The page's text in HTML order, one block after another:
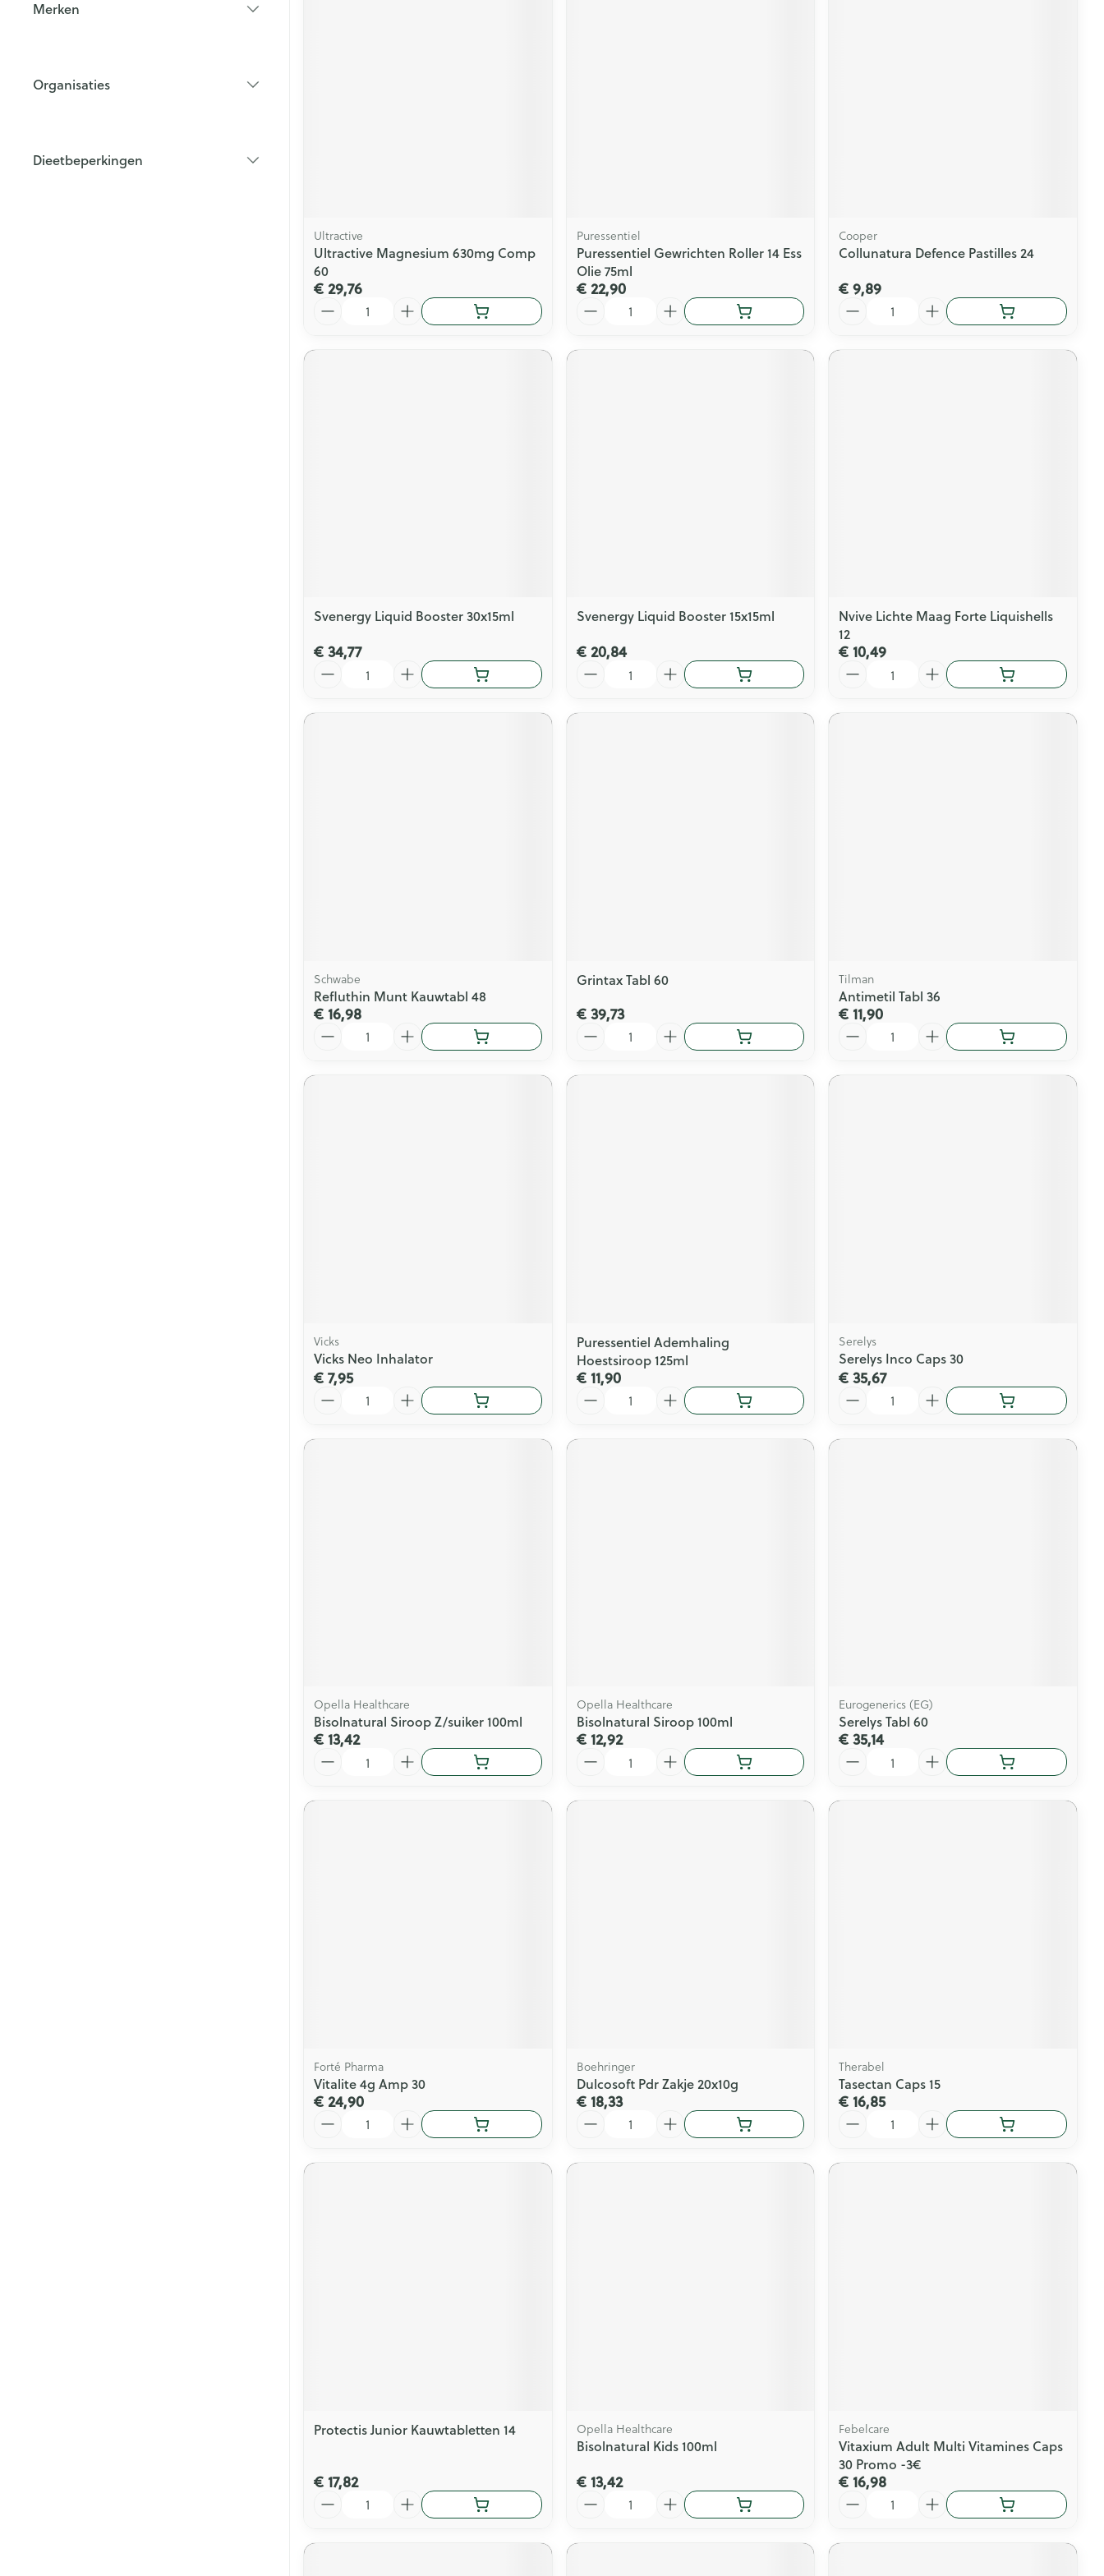
Merken
Organisaties
Dieetbeperkingen
Ultractive
Ultractive Magnesium 630mg Comp
60
€ 29,76
Puressentiel
Puressentiel Gewrichten Roller 14 Ess
Olie 75ml
€ 22,90
Cooper
Collunatura Defence Pastilles 24
€ 9,89
Svenergy Liquid Booster 30x15ml
€ 34,77
Svenergy Liquid Booster 15x15ml
€ 20,84
Nvive Lichte Maag Forte Liquishells
12
€ 10,49
Schwabe
Refluthin Munt Kauwtabl 48
€ 16,98
Grintax Tabl 60
€ 39,73
Tilman
Antimetil Tabl 36
€ 11,90
Vicks
Vicks Neo Inhalator
€ 7,95
Puressentiel Ademhaling
Hoestsiroop 125ml
€ 11,90
Serelys
Serelys Inco Caps 30
€ 35,67
Opella Healthcare
Bisolnatural Siroop Z/suiker 100ml
€ 13,42
Opella Healthcare
Bisolnatural Siroop 100ml
€ 12,92
Eurogenerics (EG)
Serelys Tabl 60
€ 35,14
Forté Pharma
Vitalite 4g Amp 30
€ 24,90
Boehringer
Dulcosoft Pdr Zakje 20x10g
€ 18,33
Therabel
Tasectan Caps 15
€ 16,85
Protectis Junior Kauwtabletten 14
€ 17,82
Opella Healthcare
Bisolnatural Kids 100ml
€ 13,42
Febelcare
Vitaxium Adult Multi Vitamines Caps
30 Promo -3€
€ 16,98